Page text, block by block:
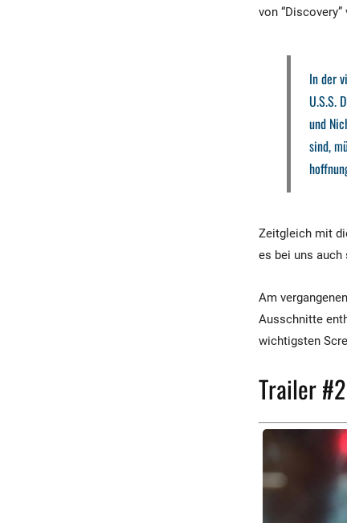
von
In der
U.S.S.
und
sind,
Zeitgleich mit
es bei uns auch
Am
Ausschnitte
wichtigsten
Trailer